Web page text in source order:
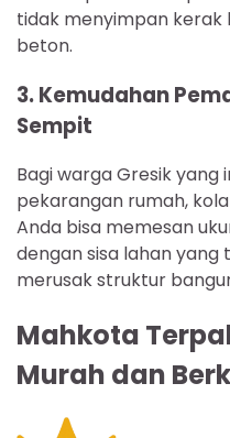
tidak menyimpan
beton.
3. Kemudahan
Sempit
Bagi warga Gresik
pekarangan rumah,
Anda bisa memesan
dengan sisa lahan
merusak struktur
Mahkota
Murah dan